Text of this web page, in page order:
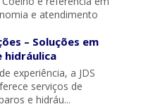
e atendimento
– Soluções em
hidráulica
experiência, a JDS
serviços de
e hidráu...